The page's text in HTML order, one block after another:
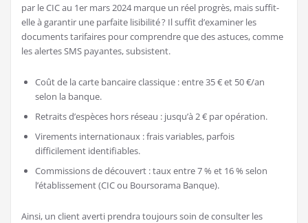
par le CIC au 1er mars 2024 marque un réel progrès, mais suffit-
elle à garantir une parfaite lisibilité ? Il suffit d’examiner les
documents tarifaires pour comprendre que des astuces, comme
les alertes SMS payantes, subsistent.
Coût de la carte bancaire classique : entre 35 € et 50 €/an
selon la banque.
Retraits d’espèces hors réseau : jusqu’à 2 € par opération.
Virements internationaux : frais variables, parfois
difficilement identifiables.
Commissions de découvert : taux entre 7 % et 16 % selon
l’établissement (CIC ou Boursorama Banque).
Ainsi, un client averti prendra toujours soin de consulter les